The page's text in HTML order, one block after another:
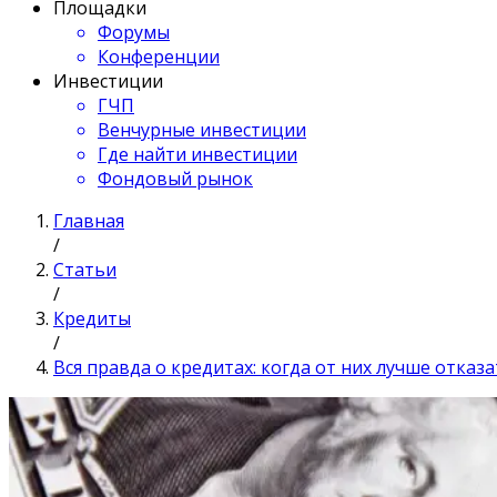
Площадки
Форумы
Конференции
Инвестиции
ГЧП
Венчурные инвестиции
Где найти инвестиции
Фондовый рынок
Главная
/
Статьи
/
Кредиты
/
Вся правда о кредитах: когда от них лучше